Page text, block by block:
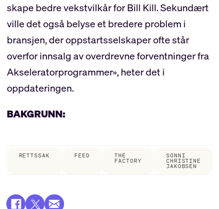
skape bedre vekstvilkår for Bill Kill. Sekundært
ville det også belyse et bredere problem i
bransjen, der oppstartsselskaper ofte står
overfor innsalg av overdrevne forventninger fra
Akseleratorprogrammer», heter det i
oppdateringen.
BAKGRUNN:
RETTSSAK FEED THE
FACTORY
SONNI
CHRISTINE
JAKOBSEN